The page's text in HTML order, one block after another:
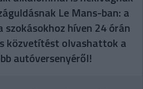
Le Mans-ban: a
szokásokhoz híven 24 órán
közvetítést olvashattok a
autóversenyéről!